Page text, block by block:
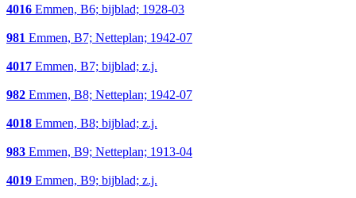
4016 Emmen, B6; bijblad; 1928-03
981 Emmen, B7; Netteplan; 1942-07
4017 Emmen, B7; bijblad; z.j.
982 Emmen, B8; Netteplan; 1942-07
4018 Emmen, B8; bijblad; z.j.
983 Emmen, B9; Netteplan; 1913-04
4019 Emmen, B9; bijblad; z.j.